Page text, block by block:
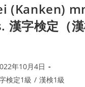
(Kanken)
字検定（
年10月4日
検定1級 / 漢検1級